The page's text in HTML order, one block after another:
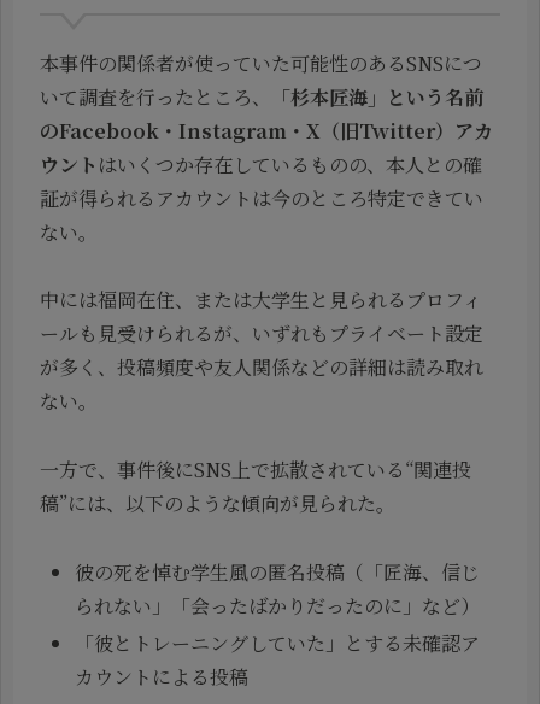
本事件の関係者が使っていた可能性のあるSNSにつ
いて調査を行ったところ、
「杉本匠海」という名前
のFacebook・Instagram・X（旧Twitter）アカ
ウント はいくつか存在しているものの、本人との確
証が得られるアカウントは今のところ特定できてい
ない。
中には福岡在住、または大学生と見られるプロフィ
ールも見受けられるが、いずれもプライベート設定
が多く、投稿頻度や友人関係などの詳細は読み取れ
ない。
一方で、事件後にSNS上で拡散されている“関連投
稿”には、以下のような傾向が見られた。
彼の死を悼む学生風の匿名投稿（「匠海、信じ
られない」「会ったばかりだったのに」など）
「彼とトレーニングしていた」とする未確認ア
カウントによる投稿